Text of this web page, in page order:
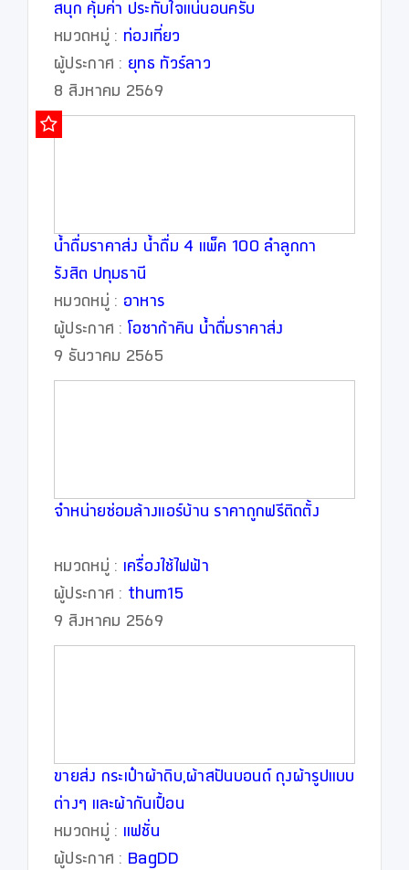
สนุก คุ้มค่า ประทับใจแน่นอนครับ
หมวดหมู่ : ท่องเที่ยว
ผู้ประกาศ : ยุทธ ทัวร์ลาว
8 สิงหาคม 2569
น้ำดื่มราคาส่ง น้ำดื่ม 4 แพ็ค 100 ลำลูกกา
รังสิต ปทุมธานี
หมวดหมู่ : อาหาร
ผู้ประกาศ : โอซาก้าคิน น้ำดื่มราคาส่ง
9 ธันวาคม 2565
จำหน่ายซ่อมล้างแอร์บ้าน ราคาถูกฟรีติดตั้ง
หมวดหมู่ : เครื่องใช้ไฟฟ้า
ผู้ประกาศ : thum15
9 สิงหาคม 2569
ขายส่ง กระเป๋าผ้าดิบ,ผ้าสปันบอนด์ ถุงผ้ารูปแบบ
ต่างๆ และผ้ากันเปื้อน
หมวดหมู่ : แฟชั่น
ผู้ประกาศ : BagDD